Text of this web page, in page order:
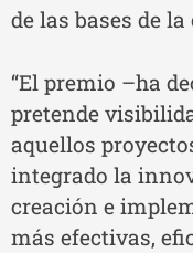
de las bases de
“El premio –ha
pretende
aquellos
integrado la
creación e
más efectivas,